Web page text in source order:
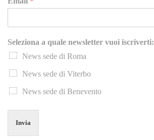
Seleziona a quale newsletter vuoi iscriverti:
News sede di Roma
News sede di Viterbo
News sede di Benevento
Invia